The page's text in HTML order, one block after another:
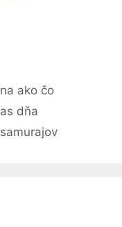
m
ako čo
dňa